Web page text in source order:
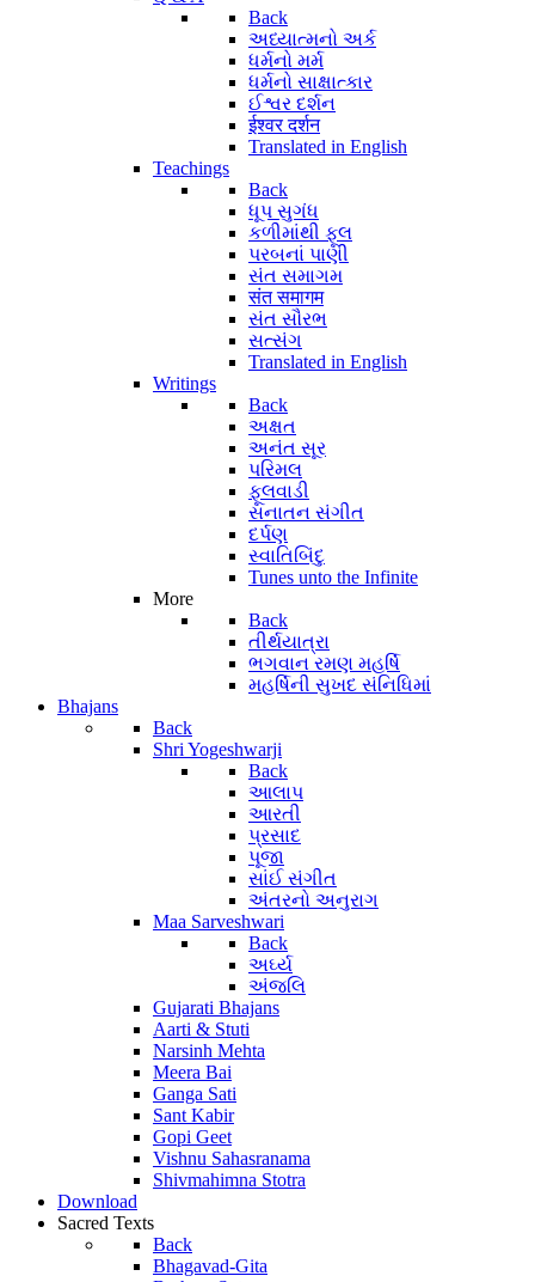
Back
અધ્યાત્મનો અર્ક
ધર્મનો મર્મ
ધર્મનો સાક્ષાત્કાર
ઈશ્વર દર્શન
ईश्वर दर्शन
Translated in English
Teachings
Back
ધૂપ સુગંધ
કળીમાંથી ફૂલ
પરબનાં પાણી
સંત સમાગમ
संत समागम
સંત સૌરભ
સત્સંગ
Translated in English
Writings
Back
અક્ષત
અનંત સૂર
પરિમલ
ફૂલવાડી
સનાતન સંગીત
દર્પણ
સ્વાતિબિંદુ
Tunes unto the Infinite
More
Back
તીર્થયાત્રા
ભગવાન રમણ મહર્ષિ
મહર્ષિની સુખદ સંનિધિમાં
Bhajans
Back
Shri Yogeshwarji
Back
આલાપ
આરતી
પ્રસાદ
પૂજા
સાંઈ સંગીત
અંતરનો અનુરાગ
Maa Sarveshwari
Back
અર્ઘ્ય
અંજલિ
Gujarati Bhajans
Aarti & Stuti
Narsinh Mehta
Meera Bai
Ganga Sati
Sant Kabir
Gopi Geet
Vishnu Sahasranama
Shivmahimna Stotra
Download
Sacred Texts
Back
Bhagavad-Gita